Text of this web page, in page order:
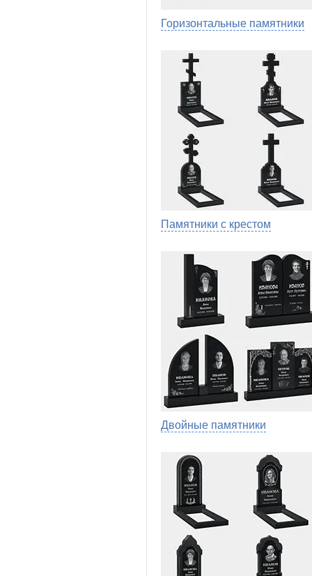
Горизонтальные памятники
Памятники с крестом
Двойные памятники